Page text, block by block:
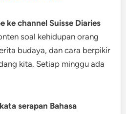
ke channel Suisse Diaries
soal kehidupan orang
budaya, dan cara berpikir
kita. Setiap minggu ada
kata serapan Bahasa